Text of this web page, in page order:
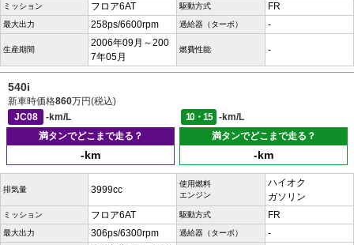
ミッション フロア6AT 駆動方式 FR
最大出力 258ps/6600rpm 過給器（ターボ） -
生産期間
2006年09月～200
7年05月
燃費性能 -
540i
新車時価格860万円(税込)
JC08
-km/L 10・15
-km/L
満タンでどこまで走る？
-km
満タンでどこまで走る？
-km
排気量 3999cc
使用燃料
エンジン
ハイオク
ガソリン
ミッション フロア6AT 駆動方式 FR
最大出力 306ps/6300rpm 過給器（ターボ） -